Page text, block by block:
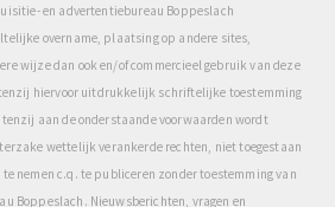
en advertentiebureau Boppeslach
overname, plaatsing op andere sites,
wijze dan ook en/of commercieel gebruik van deze
hiervoor uitdrukkelijk schriftelijke toestemming
aan de onderstaande voorwaarden wordt
wettelijk verankerde rechten, niet toegestaan
nemen c.q. te publiceren zonder toestemming van
Boppeslach. Nieuwsberichten, vragen en